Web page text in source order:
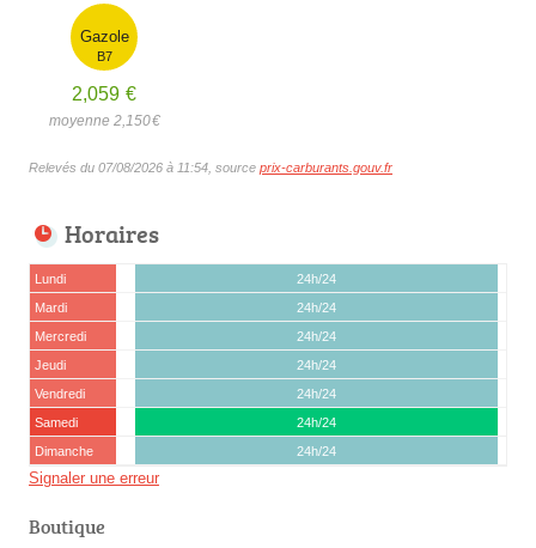
Gazole
B7
2,059 €
moyenne 2,150€
Relevés du 07/08/2026 à 11:54, source prix-carburants.gouv.fr
Horaires
Lundi
24h/24
Mardi
24h/24
Mercredi
24h/24
Jeudi
24h/24
Vendredi
24h/24
Samedi
24h/24
Dimanche
24h/24
Signaler une erreur
Boutique